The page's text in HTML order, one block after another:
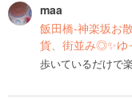
maa
飯田橋-神楽坂お
貨、街並み◎✨ゆ
歩いているだけで